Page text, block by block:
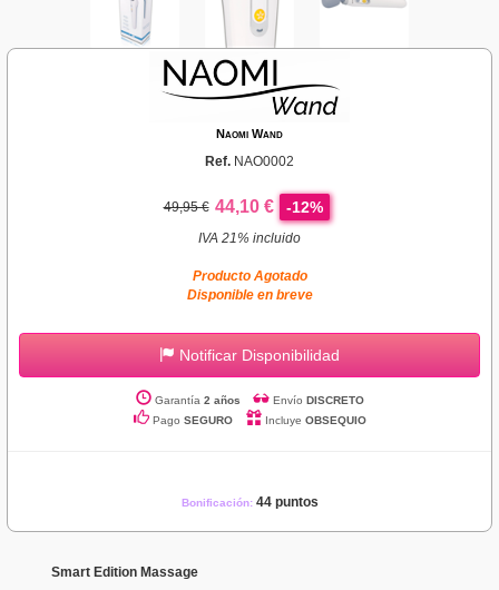
Naomi Wand
Ref. NAO0002
49,95 € 44,10 € -12%
IVA 21% incluido
Producto Agotado
Disponible en breve
Notificar Disponibilidad
Garantía 2 años Envío DISCRETO
Pago SEGURO Incluye OBSEQUIO
Bonificación: 44 puntos
Smart Edition Massage